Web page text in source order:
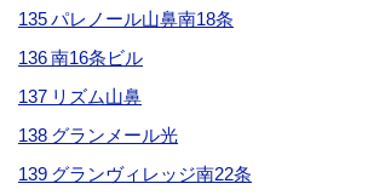
135 パレノール山鼻南18条
136 南16条ビル
137 リズム山鼻
138 グランメール光
139 グランヴィレッジ南22条